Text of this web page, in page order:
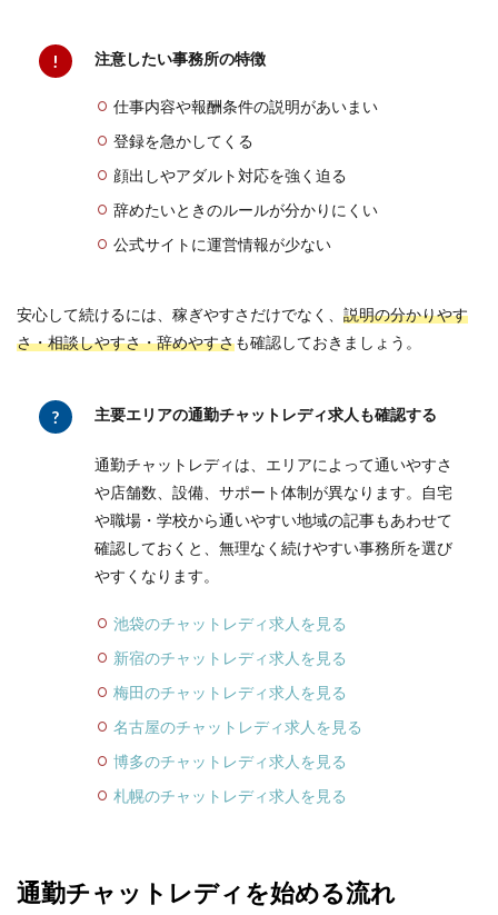
注意したい事務所の特徴
仕事内容や報酬条件の説明があいまい
登録を急かしてくる
顔出しやアダルト対応を強く迫る
辞めたいときのルールが分かりにくい
公式サイトに運営情報が少ない
安心して続けるには、稼ぎやすさだけでなく、 説明の分かりやす
さ・相談しやすさ・辞めやすさも確認しておきましょう。
主要エリアの通勤チャットレディ求人も確認する
通勤チャットレディは、エリアによって通いやすさ
や店舗数、設備、サポート体制が異なります。自宅
や職場・学校から通いやすい地域の記事もあわせて
確認しておくと、無理なく続けやすい事務所を選び
やすくなります。
池袋のチャットレディ求人を見る
新宿のチャットレディ求人を見る
梅田のチャットレディ求人を見る
名古屋のチャットレディ求人を見る
博多のチャットレディ求人を見る
札幌のチャットレディ求人を見る
通勤チャットレディを始める流れ